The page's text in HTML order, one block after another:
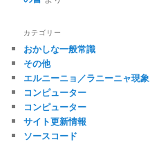
カテゴリー
おかしな一般常識
その他
エルニーニョ／ラニーニャ現象
コンピューター
コンピューター
サイト更新情報
ソースコード